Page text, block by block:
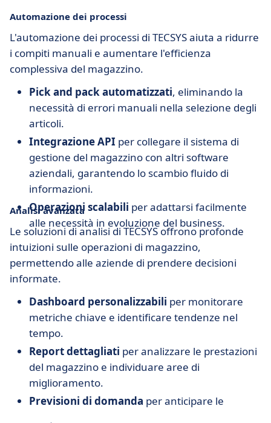
Automazione dei processi
L'automazione dei processi di TECSYS aiuta a ridurre
i compiti manuali e aumentare l'efficienza
complessiva del magazzino.
Pick and pack automatizzati, eliminando la
necessità di errori manuali nella selezione degli
articoli.
Integrazione API per collegare il sistema di
gestione del magazzino con altri software
aziendali, garantendo lo scambio fluido di
informazioni.
Operazioni scalabili per adattarsi facilmente
alle necessità in evoluzione del business.
Analisi avanzata
Le soluzioni di analisi di TECSYS offrono profonde
intuizioni sulle operazioni di magazzino,
permettendo alle aziende di prendere decisioni
informate.
Dashboard personalizzabili per monitorare
metriche chiave e identificare tendenze nel
tempo.
Report dettagliati per analizzare le prestazioni
del magazzino e individuare aree di
miglioramento.
Previsioni di domanda per anticipare le